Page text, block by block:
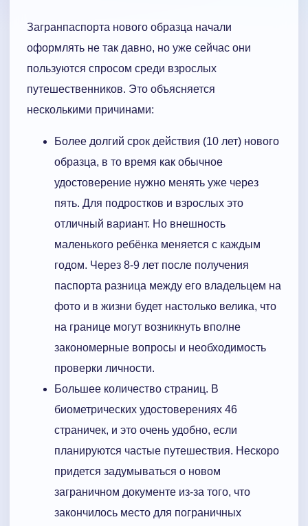
Загранпаспорта нового образца начали
оформлять не так давно, но уже сейчас они
пользуются спросом среди взрослых
путешественников. Это объясняется
несколькими причинами:
Более долгий срок действия (10 лет) нового
образца, в то время как обычное
удостоверение нужно менять уже через
пять. Для подростков и взрослых это
отличный вариант. Но внешность
маленького ребёнка меняется с каждым
годом. Через 8-9 лет после получения
паспорта разница между его владельцем на
фото и в жизни будет настолько велика, что
на границе могут возникнуть вполне
закономерные вопросы и необходимость
проверки личности.
Большее количество страниц. В
биометрических удостоверениях 46
страничек, и это очень удобно, если
планируются частые путешествия. Нескоро
придется задумываться о новом
заграничном документе из-за того, что
закончилось место для пограничных